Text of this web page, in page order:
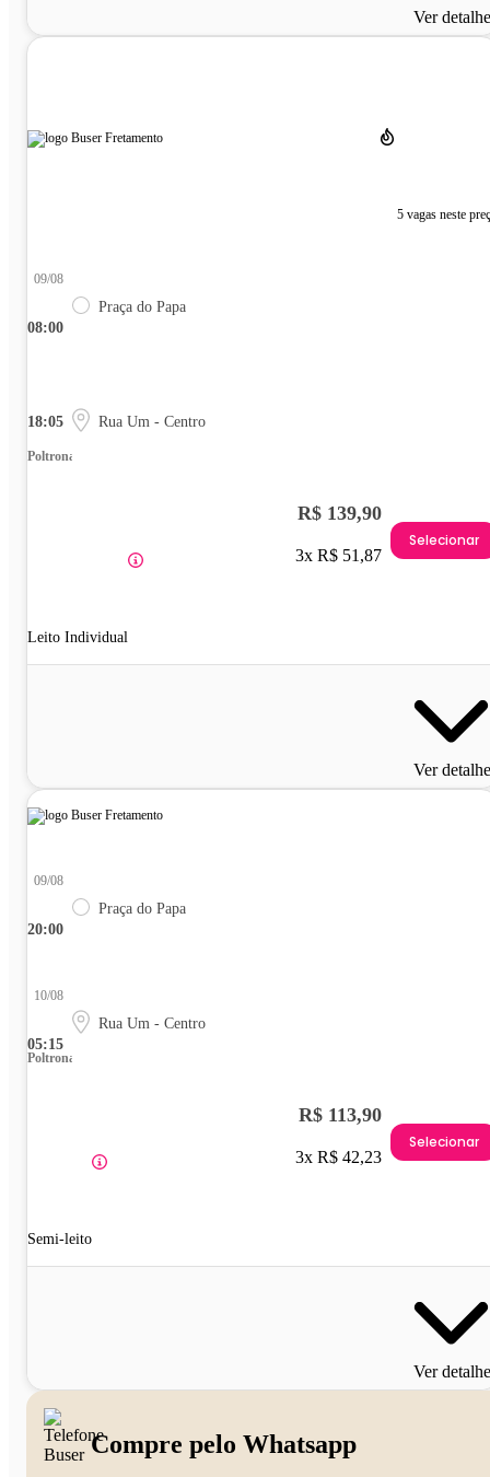
Ver
5 vagas neste
08:00
09/08
Praça do Papa
18:05 Rua Um - Centro
Poltrona
Leito Individual
R$ 139,90
3x R$ 51,87
Selecionar
Ver
20:00
09/08
Praça do Papa
05:15
10/08
Rua Um - Centro
Poltrona
Semi-leito
R$ 113,90
3x R$ 42,23
Selecionar
Ver
Compre pelo Whatsapp